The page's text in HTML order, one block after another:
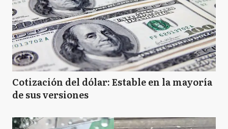
Cotización del dólar: Estable en la mayoría
de sus versiones